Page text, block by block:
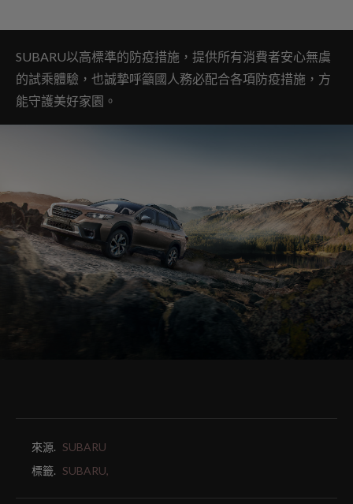
SUBARU以高標準的防疫措施，提供所有消費者安心無虞
的試乘體驗，也誠摯呼籲國人務必配合各項防疫措施，方
能守護美好家園。
來源. SUBARU
標籤. SUBARU,